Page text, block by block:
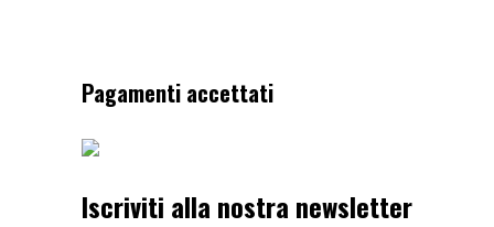
Pagamenti accettati
Iscriviti alla nostra newsletter